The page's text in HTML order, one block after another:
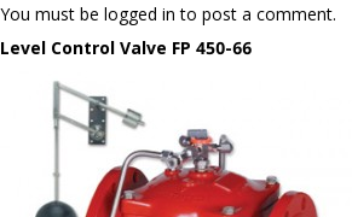
You must be logged in to post a comment.
Level Control Valve FP 450-66